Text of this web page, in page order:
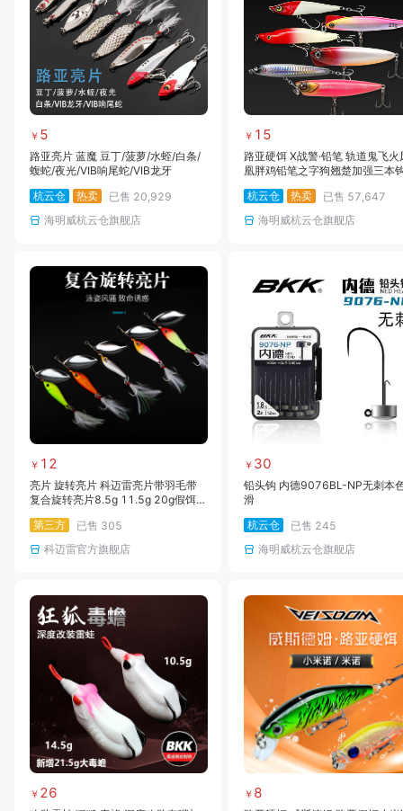
￥ 5
路亚亮片 蓝魔 豆丁/菠萝/水蛭/白条/
蝮蛇/夜光/VIB响尾蛇/VIB龙牙
杭云仓
热卖 已售 20,929
海明威杭云仓旗舰店
￥ 15
路亚硬饵 X战警·铅笔 轨道鬼飞火
凰胖鸡铅笔之字狗翘楚加强三本
杭云仓
热卖 已售 57,647
海明威杭云仓旗舰店
￥ 12
亮片 旋转亮片 科迈雷亮片带羽毛带
复合旋转亮片8.5g 11.5g 20g假饵
第三方
已售 305
科迈雷官方旗舰店
￥ 30
铅头钩 内德9076BL-NP无刺本
滑
杭云仓
已售 245
海明威杭云仓旗舰店
￥ 26 ￥ 8